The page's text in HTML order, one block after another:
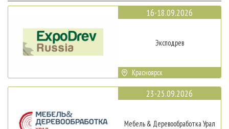
16-18.09.2026
Эксподрев
Красноярск
23-25.09.2026
Мебель & Деревообработка Урал